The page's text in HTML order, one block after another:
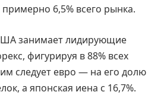
примерно 6,5% всего рынка.
занимает лидирующие
фигурируя в 88% всех
следует евро — на его долю
а японская иена с 16,7%.